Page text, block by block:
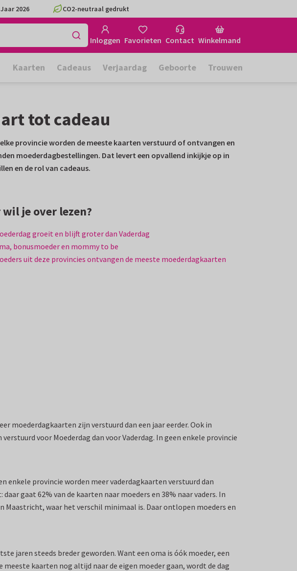
2026 CO2-neutraal gedrukt
Inloggen Favorieten Contact Winkelmand
Kaarten Cadeaus Verjaardag Geboorte Trouwen
tot cadeau
provincie worden de meeste kaarten verstuurd of ontvangen en
moederdagbestellingen. Dat levert een opvallend inkijkje op in
en de rol van cadeaus.
wil je over lezen?
groeit en blijft groter dan Vaderdag
bonusmoeder en mommy to be
uit deze provincies ontvangen de meeste moederdagkaarten
moederdagkaarten zijn verstuurd dan een jaar eerder. Ook in
voor Moederdag dan voor Vaderdag. In geen enkele provincie
enkele provincie worden meer vaderdagkaarten verstuurd dan
gaat 62% van de kaarten naar moeders en 38% naar vaders. In
Maastricht, waar het verschil minimaal is. Daar ontlopen moeders en
jaren steeds breder geworden. Want een oma is óók moeder, een
kaarten nog altijd naar de eigen moeder gaan, wordt de dag